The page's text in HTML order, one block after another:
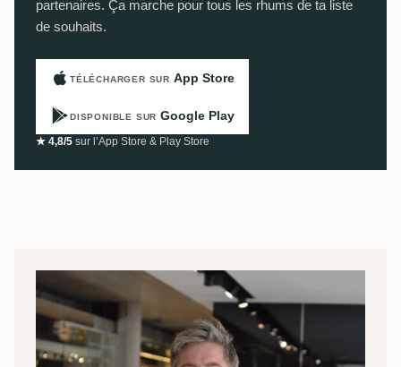
partenaires. Ça marche pour tous les rhums de ta liste
de souhaits.
TÉLÉCHARGER SUR App Store
DISPONIBLE SUR Google Play
★ 4,8/5 sur l’App Store & Play Store